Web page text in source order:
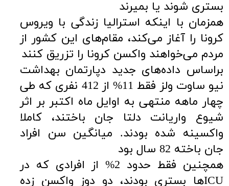
بستری شوند یا بمیرند
همزمان با اینکه استرالیا زندگی با ویروس
کرونا را آغاز می‌کند، مقام‌های این کشور از
مردم می‌خواهند واکسن کرونا را تزریق کنند
براساس داده‌های جدید دپارتمان بهداشت
نیو ساوت ولز فقط 11% از 412 نفری که طی
چهار ماهه منتهی به اوایل ماه اکتبر بر اثر
شیوع واریانت دلتا جان باختند، کاملا
واکسینه شده بودند. میانگین سن افراد
جان باخته 82 سال بود
همچنین فقط حدود 2% از افرادی که در
ICUها بستری بودند، دو دوز واکسن زده